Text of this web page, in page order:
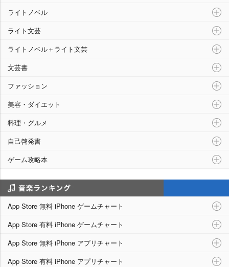
ライトノベル
ライト文芸
ライトノベル＋ライト文芸
文芸書
ファッション
美容・ダイエット
料理・グルメ
自己啓発書
ゲーム攻略本
App Store 無料 iPhone ゲームチャート
App Store 有料 iPhone ゲームチャート
App Store 無料 iPhone アプリチャート
App Store 有料 iPhone アプリチャート